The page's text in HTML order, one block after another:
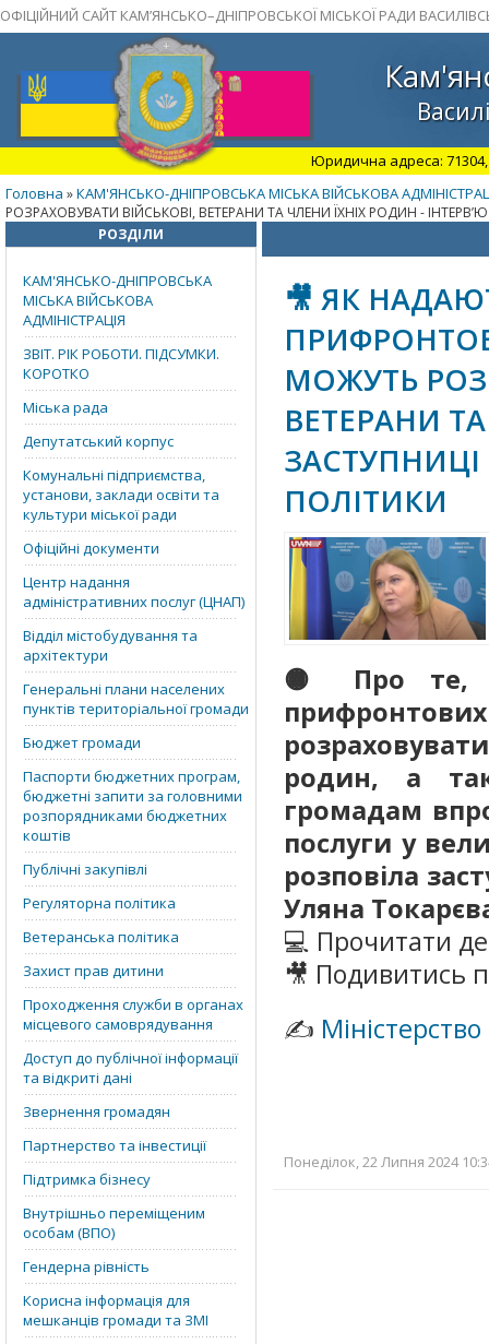
ОФІЦІЙНИЙ САЙТ КАМ’ЯНСЬКО–ДНІПРОВСЬКОЇ МІСЬКОЇ РАДИ
Юридична адреса: 71304,
Головна »КАМ'ЯНСЬКО-ДНІПРОВСЬКА МІСЬКА ВІЙСЬКОВА
РОЗРАХОВУВАТИ ВІЙСЬКОВІ, ВЕТЕРАНИ ТА ЧЛЕНИ ЇХНІХ РОДИН -
РОЗДІЛИ
КАМ'ЯНСЬКО-ДНІПРОВСЬКА
МІСЬКА ВІЙСЬКОВА
АДМІНІСТРАЦІЯ
ЗВІТ. РІК РОБОТИ. ПІДСУМКИ.
КОРОТКО
Міська рада
Депутатський корпус
Комунальні підприємства,
установи, заклади освіти та
культури міської ради
Офіційні документи
Центр надання
адміністративних послуг (ЦНАП)
Відділ містобудування та
архітектури
Генеральні плани населених
пунктів територіальної громади
Бюджет громади
Паспорти бюджетних програм,
бюджетні запити за головними
розпорядниками бюджетних
коштів
Публічні закупівлі
Регуляторна політика
Ветеранська політика
Захист прав дитини
Проходження служби в органах
місцевого самоврядування
Доступ до публічної інформації
та відкриті дані
Звернення громадян
Партнерство та інвестиції
Підтримка бізнесу
Внутрішньо переміщеним
особам (ВПО)
Гендерна рівність
Корисна інформація для
мешканців громади та ЗМІ
🎥 ЯК
МОЖУТЬ
ВЕТЕРАНИ
ЗАСТУПНИЦІ
ПОЛІТИКИ
🟡 Про те,
родин, а
громадам
послуги у
розповіла
Уляна
💻 Прочитати
🎥 Подивитись
✍️
Понеділок, 22 Липня 2024